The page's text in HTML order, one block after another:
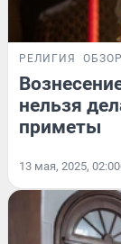
РЕЛИГИЯ ОБЗОР
нельзя
приметы
13 мая, 2025, 02:00